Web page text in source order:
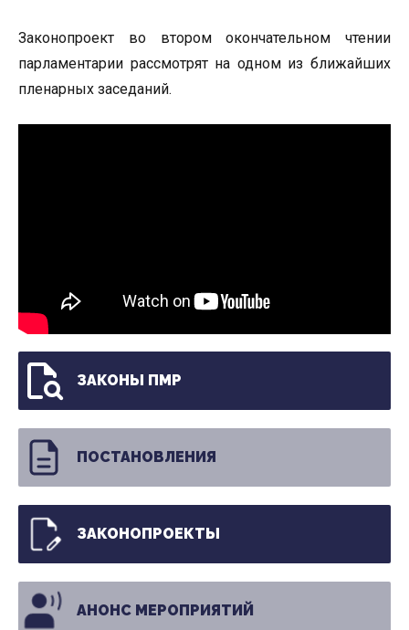
Законопроект во втором окончательном чтении
парламентарии рассмотрят на одном из ближайших
пленарных заседаний.
ЗАКОНЫ ПМР
ПОСТАНОВЛЕНИЯ
ЗАКОНОПРОЕКТЫ
АНОНС МЕРОПРИЯТИЙ